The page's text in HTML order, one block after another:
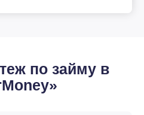
по займу в